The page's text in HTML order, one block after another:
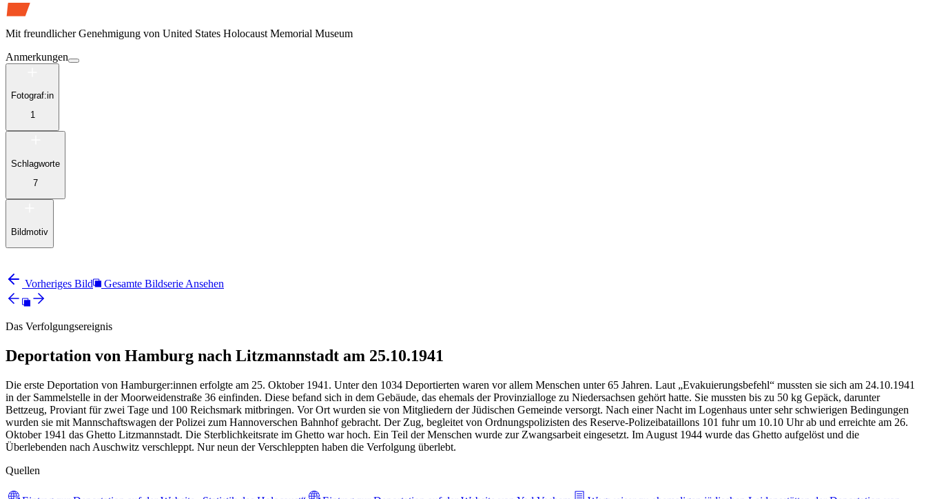
Mit freundlicher Genehmigung von United States Holocaust Memorial Museum
Anmerkungen
Fotograf:in
1
Schlagworte
7
Bildmotiv
Vorheriges Bild Gesamte Bildserie Ansehen
Das Verfolgungsereignis
Deportation von Hamburg nach Litzmannstadt am 25.10.1941
Die erste Deportation von Hamburger:innen erfolgte am 25. Oktober 1941. Unter den 1034 Deportierten waren vor allem Menschen unter 65 Jahren. Laut „Evakuierungsbefehl“ mussten sie sich am 24.10.1941
in der Sammelstelle in der Moorweidenstraße 36 einfinden. Diese befand sich in dem Gebäude, das ehemals der Provinzialloge zu Niedersachsen gehört hatte. Sie mussten bis zu 50 kg Gepäck, darunter
Bettzeug, Proviant für zwei Tage und 100 Reichsmark mitbringen. Vor Ort wurden sie von Mitgliedern der Jüdischen Gemeinde versorgt. Nach einer Nacht im Logenhaus unter sehr schwierigen Bedingungen
wurden sie mit Mannschaftswagen der Polizei zum Hannoverschen Bahnhof gebracht. Der Zug, begleitet von Ordnungspolizisten des Reserve-Polizeibataillons 101 fuhr um 10.10 Uhr ab und erreichte am 26.
Oktober 1941 das Ghetto Litzmannstadt. Die Sterblichkeitsrate im Ghetto war hoch. Ein Teil der Menschen wurde zur Zwangsarbeit eingesetzt. Im August 1944 wurde das Ghetto aufgelöst und die
Überlebenden nach Auschwitz verschleppt. Nur neun der Verschleppten haben die Verfolgung überlebt.
Quellen